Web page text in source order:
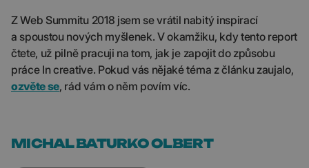
Z Web Summitu 2018 jsem se vrátil nabitý inspirací
a spoustou nových myšlenek. V okamžiku, kdy tento report
čtete, už pilně pracuji na tom, jak je zapojit do způsobu
práce In creative. Pokud vás nějaké téma z článku zaujalo,
ozvěte se, rád vám o něm povím víc.
MICHAL BATURKO OLBERT